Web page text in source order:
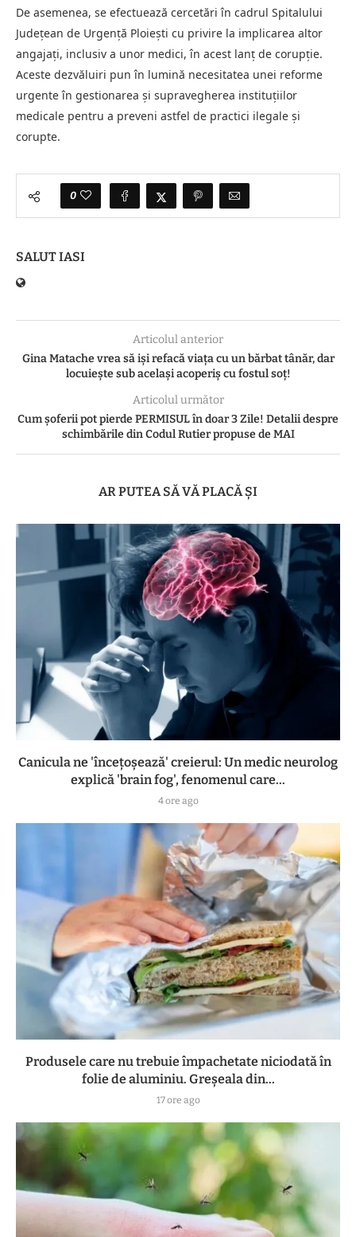
De asemenea, se efectuează cercetări în cadrul Spitalului
Județean de Urgență Ploiești cu privire la implicarea altor
angajați, inclusiv a unor medici, în acest lanț de corupție.
Aceste dezvăluiri pun în lumină necesitatea unei reforme
urgente în gestionarea și supravegherea instituțiilor
medicale pentru a preveni astfel de practici ilegale și
corupte.
0
SALUT IASI
Articolul anterior
Gina Matache vrea să iși refacă viața cu un bărbat tânăr, dar
locuiește sub același acoperiș cu fostul soț!
Articolul următor
Cum șoferii pot pierde PERMISUL în doar 3 Zile! Detalii despre
schimbările din Codul Rutier propuse de MAI
AR PUTEA SĂ VĂ PLACĂ ȘI
Canicula ne 'încețoșează' creierul: Un medic neurolog
explică 'brain fog', fenomenul care...
4 ore ago
Produsele care nu trebuie împachetate niciodată în
folie de aluminiu. Greșeala din...
17 ore ago